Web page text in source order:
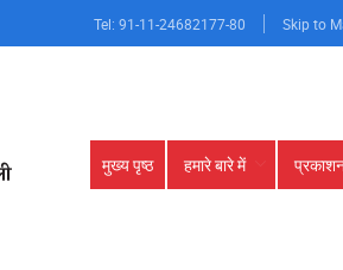
Tel: 91-11-24682177-80 Skip to
Main
मुख्य पृष्ठ हमारे बारे में